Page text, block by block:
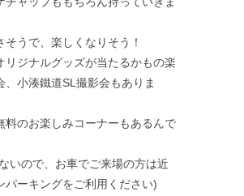
そうで、楽しくなりそう！
リジナルグッズが当たるかもの楽
、小湊鐵道SL撮影会もありま
料のお楽しみコーナーもあるんで
いので、お車でご来場の方は近
パーキングをご利用ください)